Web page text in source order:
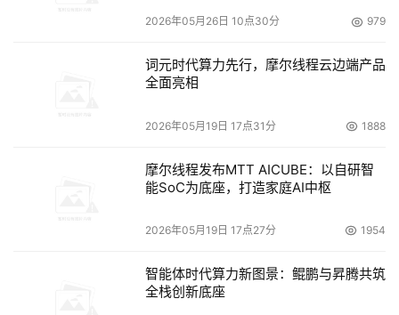
1999年第一季度，公司的9840磁带驱动器没有能够满足
1999年10月，StorageTek公司称将裁员1750人，占员工总
布了解雇500人的计划。
由于没有找到有吸引力的买主，StorageTek公司决定独
就是在这样的情形下，Martin成为了公司有史以来第四
Martin任命的消息传出之后，公司的股票在随后几天里
2026年05月26日 10点30分 979
词元时代算力先行，摩尔线程云边端产品
全面亮相
2026年05月19日 17点31分 1888
摩尔线程发布MTT AICUBE：以自研智
能SoC为底座，打造家庭AI中枢
2026年05月19日 17点27分 1954
智能体时代算力新图景：鲲鹏与昇腾共筑
全栈创新底座